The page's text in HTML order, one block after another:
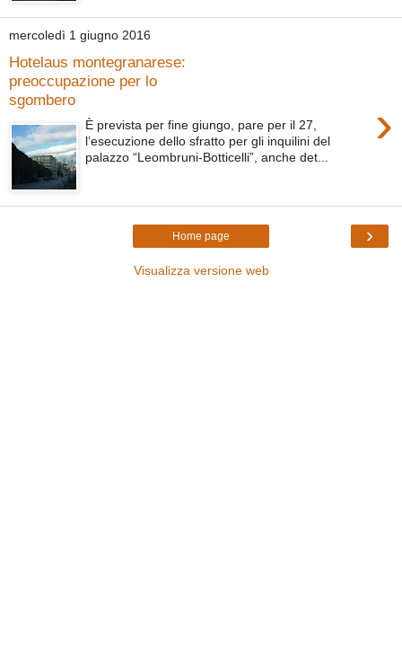
mercoledì 1 giugno 2016
Hotelaus montegranarese:
preoccupazione per lo
sgombero
›
È prevista per fine giungo, pare per il 27,
l’esecuzione dello sfratto per gli inquilini del
palazzo “Leombruni-Botticelli”, anche det...
›
Home page
Visualizza versione web